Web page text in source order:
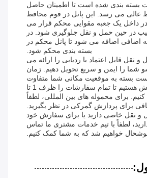
بسته بندی شده است تا اطمینان حاصل
عالی می رسد. این پانل در فوم محافظ
در داخل یک جعبه مقوایی محکم قرار می
در حین حمل و نقل جلوگیری شود. در
اضافی اضافه می شود تا پانل محکم در
بسته بندی محکم شود.
نقل قابل اعتماد با ردیابی را ارائه می
شما را ایمن و سریع تحویل دهیم. زمان
بسته به موقعیت مکانی شما متفاوت
باشد، اما ما در تلاش هستیم تا تمام سفارشات را ظرف 1 تا
کنیم. برای محموله های بین المللی، لطفاً
برای پردازش گمرکی در نظر بگیرید.
و نقل خاصی دارید یا برای سفارش خود
لطفاً با تیم خدمات مشتری ما تماس
خواهیم شد که به شما کمک کنیم.